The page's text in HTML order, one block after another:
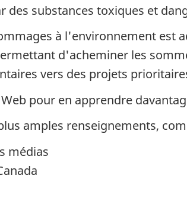
des substances toxiques et
à l'environnement est
d'acheminer les
vers des projets
pour en apprendre
amples renseignements,
médias